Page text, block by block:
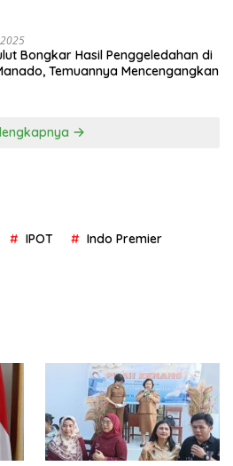
Bongkar Hasil Penggeledahan di
Temuannya Mencengangkan
IPOT Indo Premier